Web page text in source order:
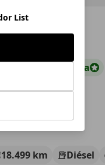
1 oferta
18.499 km Diésel
List